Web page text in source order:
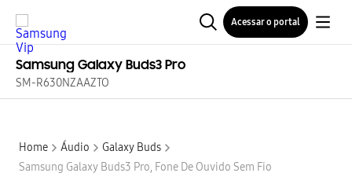
Acessar o portal
Samsung Galaxy Buds3 Pro
SM-R630NZAAZTO
Home Áudio
Galaxy Buds
Samsung Galaxy Buds3 Pro, Fone De Ouvido Sem Fio